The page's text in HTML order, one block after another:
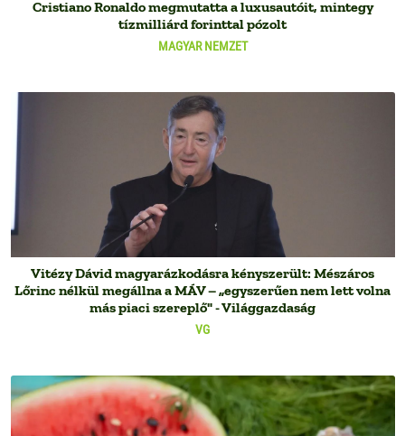
MAGYAR NEMZET
Cristiano Ronaldo megmutatta a luxusautóit, mintegy
tízmilliárd forinttal pózolt
VG
Vitézy Dávid magyarázkodásra kényszerült: Mészáros
Lőrinc nélkül megállna a MÁV – „egyszerűen nem lett volna
más piaci szereplő" - Világgazdaság